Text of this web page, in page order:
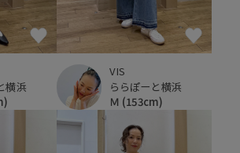
横浜
VIS
ららぽーと横浜
Ｍ (153cm)